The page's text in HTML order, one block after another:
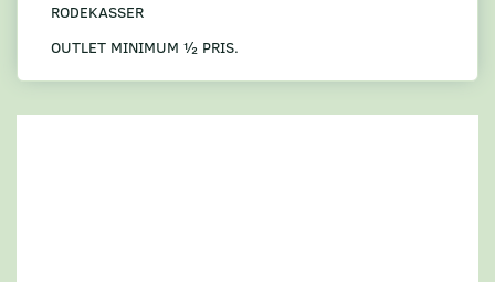
RODEKASSER
OUTLET MINIMUM ½ PRIS.